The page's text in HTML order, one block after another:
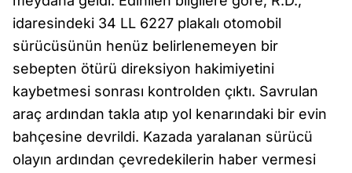
idaresindeki 34 LL 6227 plakalı otomobil
sürücüsünün henüz belirlenemeyen bir
sebepten ötürü direksiyon hakimiyetini
kaybetmesi sonrası kontrolden çıktı. Savrulan
araç ardından takla atıp yol kenarındaki bir evin
bahçesine devrildi. Kazada yaralanan sürücü
olayın ardından çevredekilerin haber vermesi